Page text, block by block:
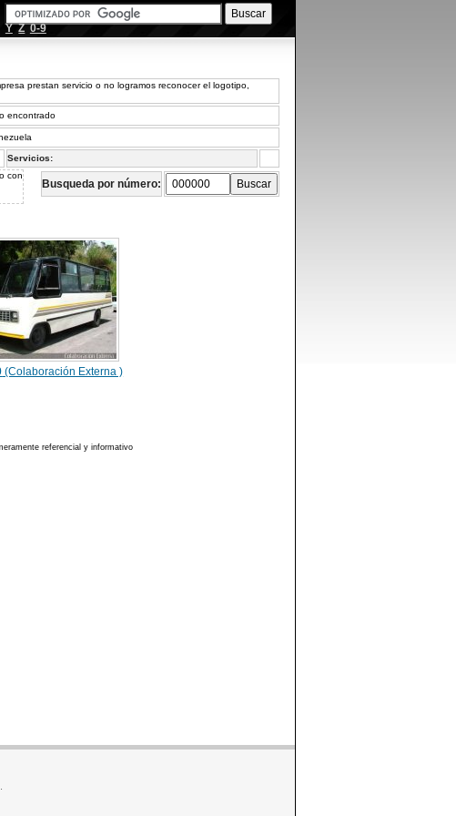
Y Z 0-9
prestan servicio o no logramos reconocer el logotipo,
encontrado
Servicios:
con
Busqueda por número:
(Colaboración Externa )
referencial y informativo